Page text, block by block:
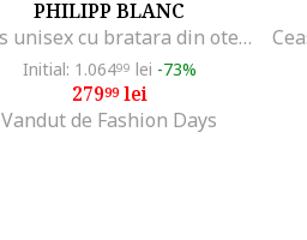
PHILIPP BLANC
Ceas unisex cu bratara din otel inoxidabil, Argintiu
Initial: 1.06499 lei -73%
27999lei
Vandut de Fashion Days